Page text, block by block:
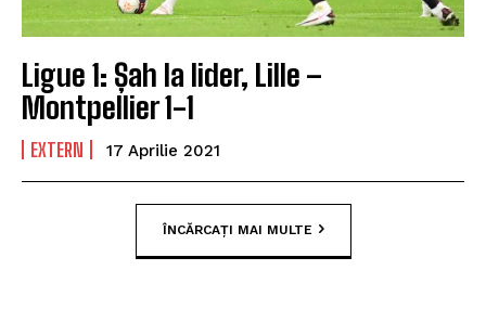
Ligue 1: Șah la lider, Lille –
Montpellier 1-1
EXTERN 17 Aprilie 2021
ÎNCĂRCAȚI MAI MULTE